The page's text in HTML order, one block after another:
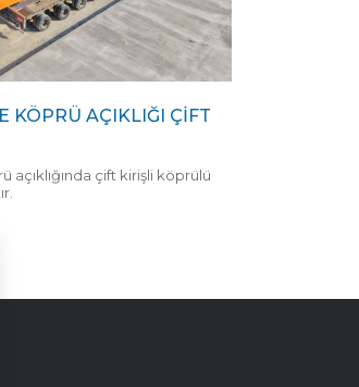
KÖPRÜ AÇIKLIĞI ÇİFT
açıklığında çift kirişli köprülü